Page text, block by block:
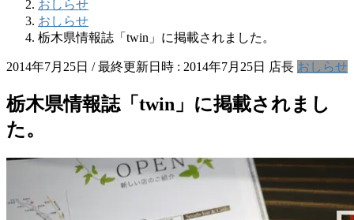
おしらせ
おしらせ
栃木県情報誌「twin」に掲載されました。
2014年7月25日 / 最終更新日時 : 2014年7月25日 店長 おしらせ
栃木県情報誌「twin」に掲載されまし
た。